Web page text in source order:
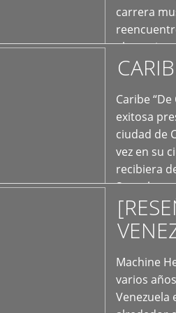
carrera
el exterior
Caribe
exitosa
ciudad de
vez en su
recibiera
Store los
Machine
varios
Venezuela